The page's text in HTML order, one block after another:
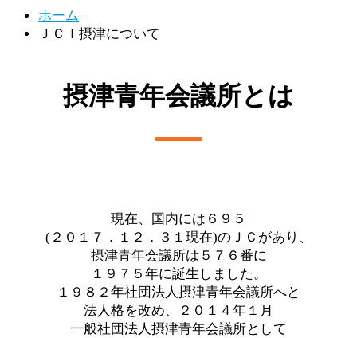
ホーム
ＪＣＩ摂津について
摂津青年会議所とは
現在、国内には６９５
(２０１７．１２．３１現在)のＪＣがあり、
摂津青年会議所は５７６番に
１９７５年に誕生しました。
１９８２年社団法人摂津青年会議所へと
法人格を改め、２０１４年１月
一般社団法人摂津青年会議所として